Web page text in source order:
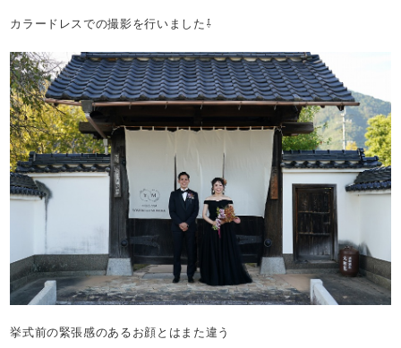
カラードレスでの撮影を行いました⇩
挙式前の緊張感のあるお顔とはまた違う